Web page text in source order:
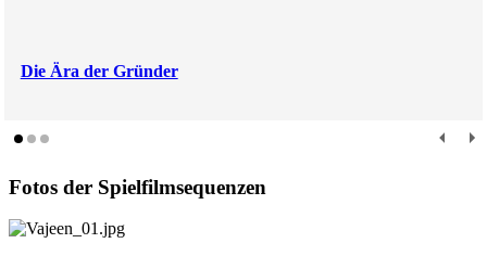
Die Ära der Gründer
Fotos der Spielfilmsequenzen